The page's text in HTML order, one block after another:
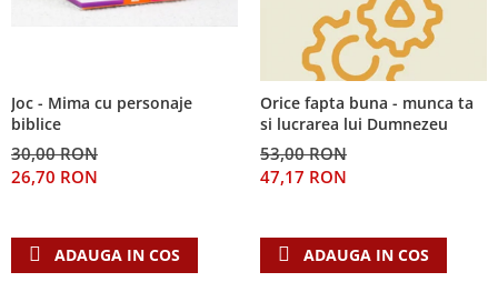
Joc - Mima cu personaje
biblice
30,00 RON
26,70 RON
ADAUGA IN COS
Orice fapta buna - munca ta
si lucrarea lui Dumnezeu
53,00 RON
47,17 RON
ADAUGA IN COS